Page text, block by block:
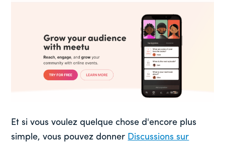
Et si vous voulez quelque chose d'encore plus
simple, vous pouvez donner Discussions sur